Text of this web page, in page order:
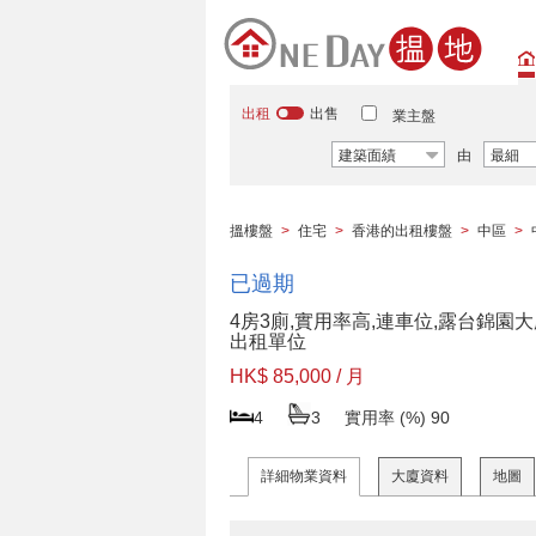
出租 出售 業主盤
建築面績 由 最細
搵樓盤 > 住宅 > 香港的出租樓盤 > 中區 >
已過期
4房3廁,實用率高,連車位,露台錦園
出租單位
HK$ 85,000 / 月
4 3 實用率 (%) 90
詳細物業資料 大廈資料 地圖